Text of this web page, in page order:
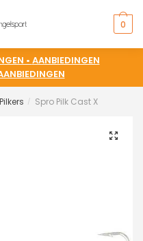
0
• AANBIEDINGEN
Pilkers / Spro Pilk Cast X
🔍